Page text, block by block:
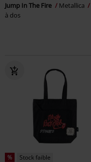
Jump In The Fire Metallica
à dos
% Stock faible